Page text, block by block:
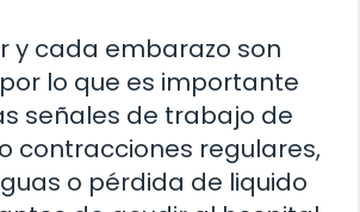
y cada embarazo son
lo que es importante
señales de trabajo de
contracciones regulares,
o pérdida de liquido